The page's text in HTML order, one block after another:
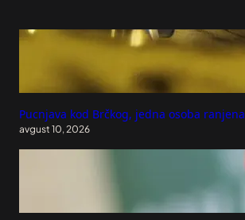
Pucnjava kod Brčkog, jedna osoba ranjena
avgust 10, 2026